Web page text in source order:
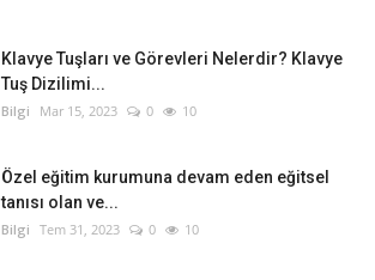
Klavye Tuşları ve Görevleri Nelerdir? Klavye
Tuş Dizilimi...
Bilgi Mar 15, 2023 0 10
Özel eğitim kurumuna devam eden eğitsel
tanısı olan ve...
Bilgi Tem 31, 2023 0 10